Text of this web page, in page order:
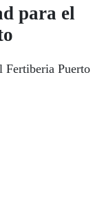
para el
Fertiberia Puerto